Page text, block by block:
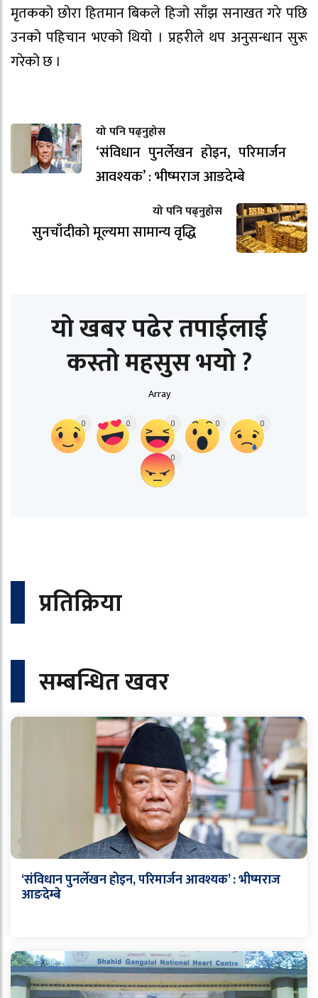
मृतकको छोरा हितमान बिकले हिजो साँझ सनाखत गरे पछि
उनको पहिचान भएको थियो । प्रहरीले थप अनुसन्धान सुरू
गरेको छ ।
यो पनि पढ्नुहोस
‘संविधान पुनर्लेखन होइन, परिमार्जन
आवश्यक’ : भीष्मराज आङदेम्बे
यो पनि पढ्नुहोस
सुनचाँदीको मूल्यमा सामान्य वृद्धि
यो खबर पढेर तपाईलाई
कस्तो महसुस भयो ?
Array
0 0 0 0 0
0
प्रतिक्रिया
सम्बन्धित खवर
‘संविधान पुनर्लेखन होइन, परिमार्जन आवश्यक’ : भीष्मराज
आङदेम्बे